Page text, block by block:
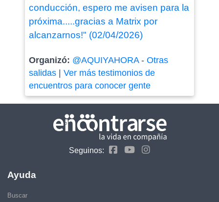
conducción, espero me avisen para la
próxima.....gracias a Matrix por
alcanzarnos!" (02/04/2026)
Organizó: @AQUIYAHORA- Otras
salidas| Ver más testimonios de
encuentros para conocer gente
Seguinos:
Ayuda
Buscar